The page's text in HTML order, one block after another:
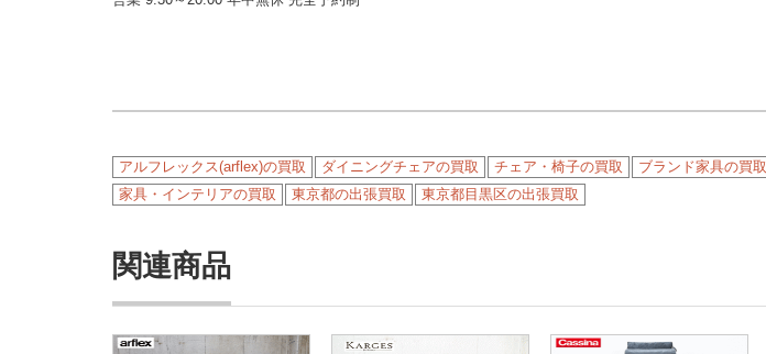
アルフレックス(arflex)の買取 ダイニングチェアの買取 チェア・椅子の買取 ブランド家具の買取
家具・インテリアの買取
東京都の出張買取 東京都目黒区の出張買取
関連商品